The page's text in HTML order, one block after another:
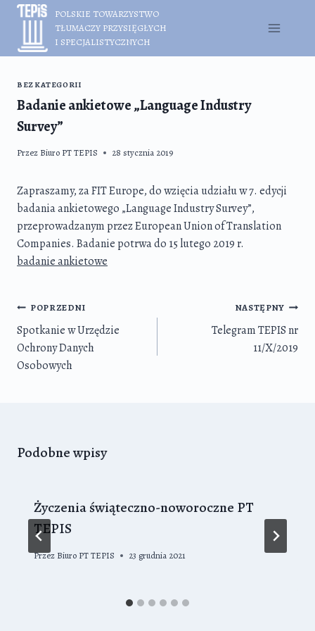
Przejdź
treści
POLSKIE TOWARZYSTWO
TŁUMACZY PRZYSIĘGŁYCH
I SPECJALISTYCZNYCH
BEZ KATEGORII
Badanie ankietowe „Language Industry
Survey”
Przez Biuro PT TEPIS 28 stycznia 2019
Zapraszamy, za FIT Europe, do wzięcia udziału w 7. edycji
badania ankietowego „Language Industry Survey”,
przeprowadzanym przez European Union of Translation
Companies. Badanie potrwa do 15 lutego 2019 r.
badanie ankietowe
Nawigacja
wpisu
POPRZEDNI
Spotkanie w Urzędzie
Ochrony Danych
Osobowych
NASTĘPNY
Telegram TEPIS nr
11/X/2019
Podobne wpisy
Życzenia świąteczno-noworoczne PT
TEPIS
Przez Biuro PT TEPIS 23 grudnia 2021